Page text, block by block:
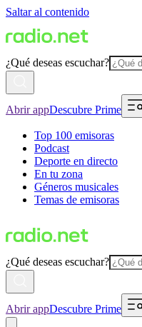
Saltar al contenido
¿Qué deseas escuchar?
Abrir appDescubre Prime
Top 100 emisoras
Podcast
Deporte en directo
En tu zona
Géneros musicales
Temas de emisoras
¿Qué deseas escuchar?
Abrir appDescubre Prime